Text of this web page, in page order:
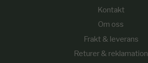
Kontakt
Om oss
Frakt & leverans
Returer & reklamation